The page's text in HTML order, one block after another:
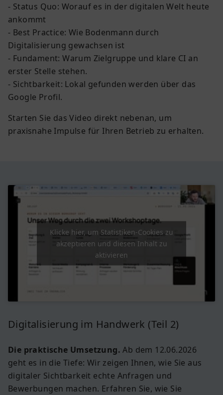
- Status Quo: Worauf es in der digitalen Welt heute
ankommt
- Best Practice: Wie Bodenmann durch
Digitalisierung gewachsen ist
- Fundament: Warum Zielgruppe und klare CI an
erster Stelle stehen.
- Sichtbarkeit: Lokal gefunden werden über das
Google Profil.
Starten Sie das Video direkt nebenan, um
praxisnahe Impulse für Ihren Betrieb zu erhalten.
Digitalisierung im Handwerk (Teil 2)
Die praktische Umsetzung. Ab dem 12.06.2026
geht es in die Tiefe: Wir zeigen Ihnen, wie Sie aus
digitaler Sichtbarkeit echte Anfragen und
Bewerbungen machen. Erfahren Sie, wie Sie
Klicke hier, um Statistiken-Cookies zu
akzeptieren und diesen Inhalt zu
aktivieren